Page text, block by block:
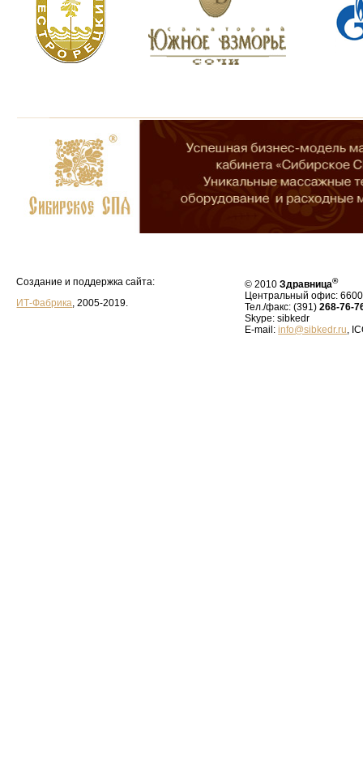
Создание и поддержка сайта:
ИТ-Фабрика, 2005-2019.
© 2010Здравница®
Центральный офис:
Тел./факс: (391)268-76-
Skype: sibkedr
E-mail:info@sibkedr.ru,